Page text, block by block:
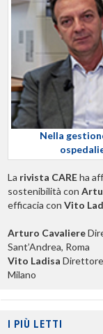
Nella
La rivista CAREha
sostenibilità con
efficacia con Vito
Arturo Cavaliere
Sant’Andrea, Roma
Vito Ladisa Direttore
Milano
I PIÙ LETTI